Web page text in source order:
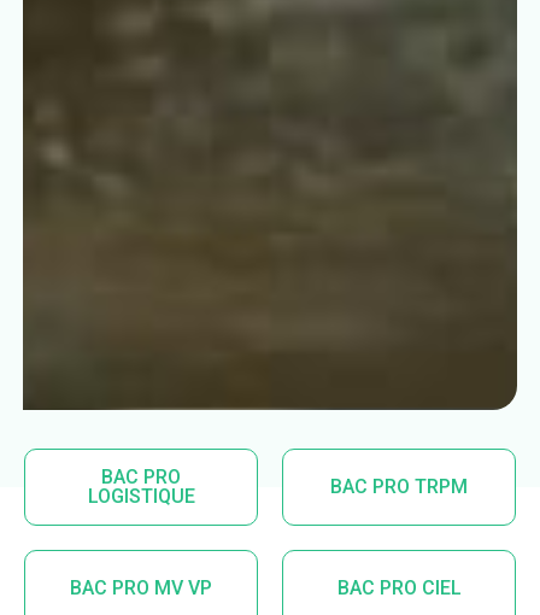
BAC PRO
LOGISTIQUE
BAC PRO TRPM
BAC PRO MV VP BAC PRO CIEL